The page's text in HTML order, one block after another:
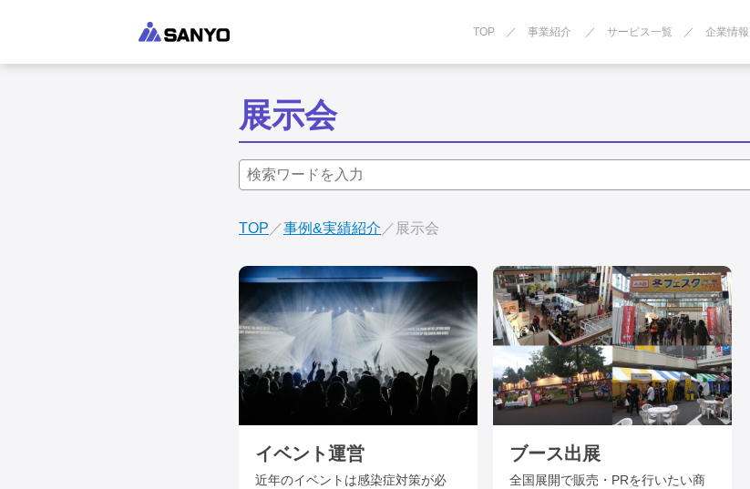
TOP 事業紹介 サービス一覧 企業情報
展示会
TOP 事例&実績紹介 展示会
イベント運営
近年のイベントは感染症対策が必
ブース出展
全国展開で販売・PRを行いたい商